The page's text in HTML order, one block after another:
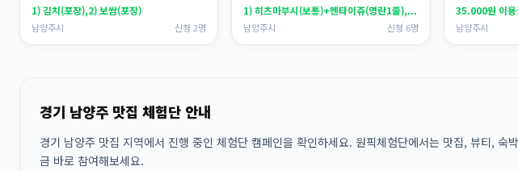
1) 김치(포장),2) 보쌈(포장)
남양주시 신청 2명
1) 히츠마부시(보통)+멘타이쥬(명란1줄),...
남양주시 신청 6명
35.000원 이용
남양주시
경기 남양주 맛집 체험단 안내
경기 남양주 맛집 지역에서 진행 중인 체험단 캠페인을 확인하세요. 원픽체험단에서는 맛집, 뷰티,
금 바로 참여해보세요.